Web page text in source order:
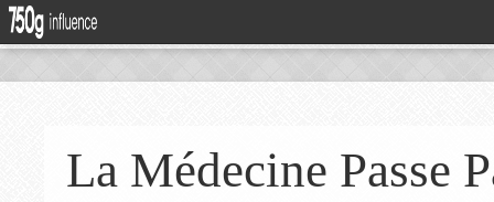
La Médecine Passe